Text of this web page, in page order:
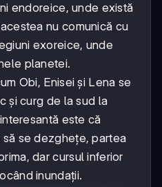
endoreice, unde există
nu comunică cu
exoreice, unde
planetei.
Obi, Enisei și Lena se
și curg de la sud la
este că
se dezghețe, partea
dar cursul inferior
inundații.